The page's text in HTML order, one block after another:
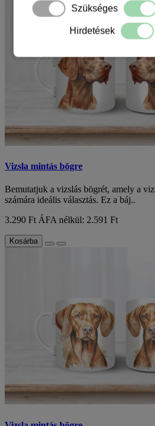
Vizsla mintás bögre
Bemutatjuk a vizslás bögrét, amely a
számára ideális választás. Ez a báj..
3.290 Ft ÁFA nélkül: 2.591 Ft
Kosárba
Szükséges
Hirdetések